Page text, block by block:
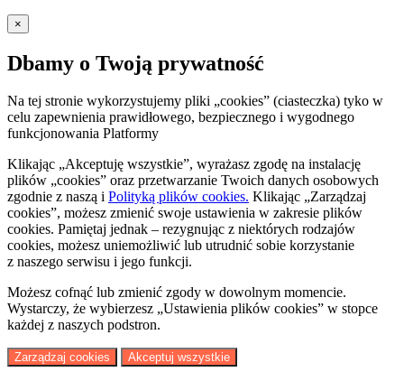
×
Dbamy o Twoją prywatność
Na tej stronie wykorzystujemy pliki „cookies” (ciasteczka) tyko w
celu zapewnienia prawidłowego, bezpiecznego i wygodnego
funkcjonowania Platformy
Klikając „Akceptuję wszystkie”, wyrażasz zgodę na instalację
plików „cookies” oraz przetwarzanie Twoich danych osobowych
zgodnie z naszą i Polityką plików cookies. Klikając „Zarządzaj
cookies”, możesz zmienić swoje ustawienia w zakresie plików
cookies. Pamiętaj jednak – rezygnując z niektórych rodzajów
cookies, możesz uniemożliwić lub utrudnić sobie korzystanie
z naszego serwisu i jego funkcji.
Możesz cofnąć lub zmienić zgody w dowolnym momencie.
Wystarczy, że wybierzesz „Ustawienia plików cookies” w stopce
każdej z naszych podstron.
Zarządzaj cookies Akceptuj wszystkie